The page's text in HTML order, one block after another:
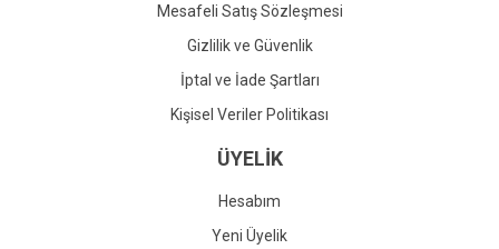
Mesafeli Satış Sözleşmesi
Gizlilik ve Güvenlik
İptal ve İade Şartları
Kişisel Veriler Politikası
ÜYELİK
Hesabım
Yeni Üyelik